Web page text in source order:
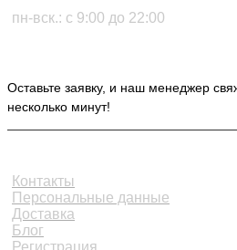
пн-вск.: с 9:00 до 22:00
Оставьте заявку, и наш менеджер
несколько минут!
Контакты
Персональные данные
Доставка
Блог
Регистрация